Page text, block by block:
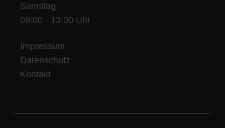
Samstag
09:00 - 13:00 Uhr
Impressum
Datenschutz
Kontakt